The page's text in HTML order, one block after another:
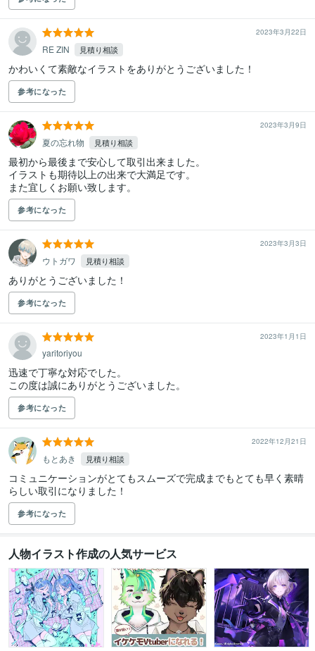
2023年3月22日
RE ZIN 見積り相談
かわいくて素敵なイラストをありがとうございました！
参考になった
2023年3月9日
夏の忘れ物 見積り相談
最初から最後まで安心して取引出来ました。
イラストも期待以上の出来で大満足です。
また宜しくお願い致します。
参考になった
2023年3月3日
ウトガワ 見積り相談
ありがとうございました！
参考になった
2023年1月1日
yaritoriyou
迅速で丁寧な対応でした。
この度は誠にありがとうございました。
参考になった
2022年12月21日
もとあき 見積り相談
コミュニケーションがとてもスムーズで完成までもとても早く素晴
らしい取引になりました！
参考になった
人物イラスト作成の人気サービス